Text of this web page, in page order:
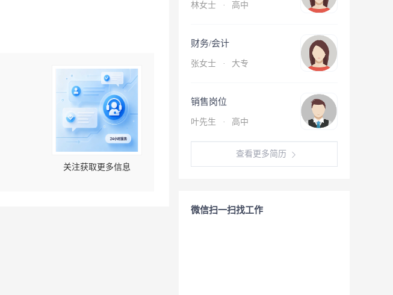
关注获取更多信息
林女士 · 高中
财务/会计
张女士 · 大专
销售岗位
叶先生 · 高中
查看更多简历
微信扫一扫找工作